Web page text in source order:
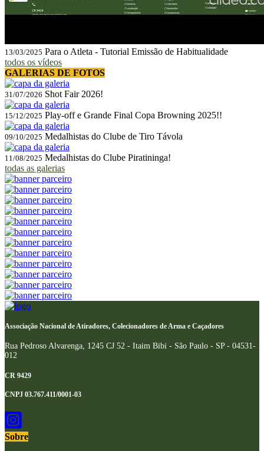
13/03/2025 Para o Atleta - Tutorial Emissão de Habitualidade
todos os vídeos
GALERIAS DE FOTOS
31/07/2026 Shot Fair 2026!
15/12/2025 Play-off e Grande Final Copa Browning 2025!!
09/10/2025 Medalhistas do Clube de Tiro Távola
11/08/2025 Medalhistas do Clube Piratininga!
todas as galerias
Associação Nacional de Atiradores, Colecionadores de Arma e Caçadores
Rua Pedroso Alvarenga, 1245 CJ 52 - Itaim Bibi - São Paulo - SP - 04531-
012
CR 9429
CNPJ 03.767.411/0001-03
Sobre